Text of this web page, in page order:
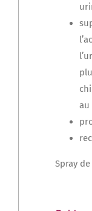
au
Spray